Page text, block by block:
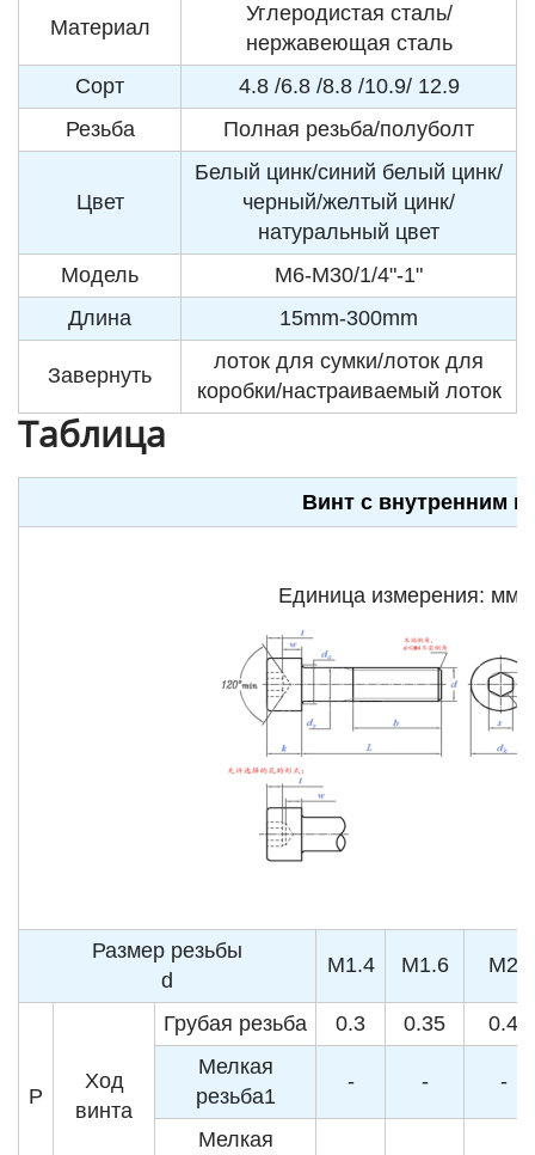
Материал
Углеродистая сталь/
нержавеющая сталь
Сорт
4.8 /6.8 /8.8 /10.9/ 12.9
Резьба
Полная резьба/полуболт
Цвет
Белый цинк/синий белый цинк/
черный/желтый цинк/
натуральный цвет
Модель
M6-M30/1/4"-1"
Длина
15mm-300mm
Завернуть
лоток для сумки/лоток для
коробки/настраиваемый лоток
Таблица
Винт с внутренним
Единица измерения: мм
Размер резьбы
d
M1.4 M1.6 M2
P
Ход
винта
Грубая резьба 0.3 0.35
0.4
Мелкая
резьба1
- - -
Мелкая